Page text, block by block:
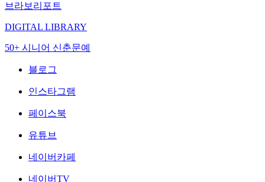
브라보리포트
DIGITAL LIBRARY
50+ 시니어 신춘문예
블로그
인스타그램
페이스북
유튜브
네이버카페
네이버TV